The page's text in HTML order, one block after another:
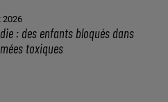
2026
: des enfants bloqués dans
toxiques